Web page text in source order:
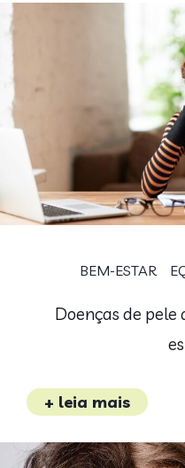
BEM-ESTAR
Doenças de
+ leia mais